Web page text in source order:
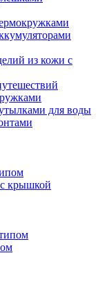
из кожи с
для воды
крышкой